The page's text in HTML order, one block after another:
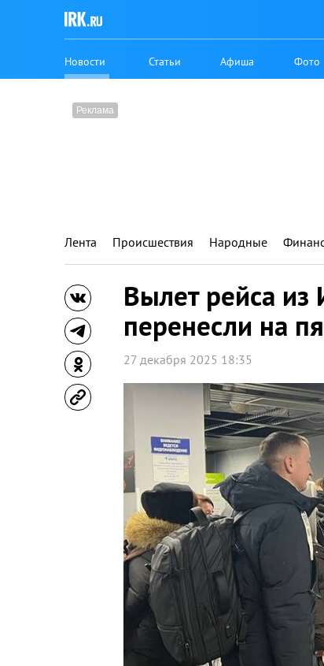
Новости Статьи Афиша Фото
Лента Происшествия Народные
Вылет рейса из
перенесли на
27 декабря 2025 18:35